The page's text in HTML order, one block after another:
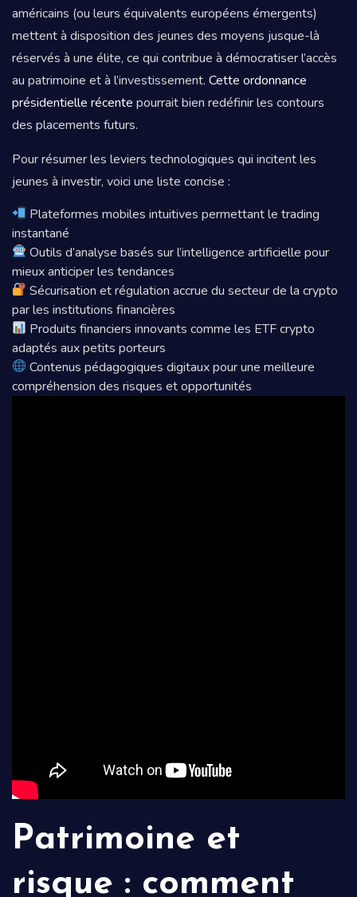
américains (ou leurs équivalents européens émergents)
mettent à disposition des jeunes des moyens jusque-là
réservés à une élite, ce qui contribue à démocratiser l’accès
au patrimoine et à l’investissement. Cette ordonnance
présidentielle récente pourrait bien redéfinir les contours
des placements futurs.
Pour résumer les leviers technologiques qui incitent les
jeunes à investir, voici une liste concise :
Plateformes mobiles intuitives permettant le trading
instantané
Outils d’analyse basés sur l’intelligence artificielle pour
mieux anticiper les tendances
Sécurisation et régulation accrue du secteur de la crypto
par les institutions financières
Produits financiers innovants comme les ETF crypto
adaptés aux petits porteurs
Contenus pédagogiques digitaux pour une meilleure
compréhension des risques et opportunités
Patrimoine et
risque : comment